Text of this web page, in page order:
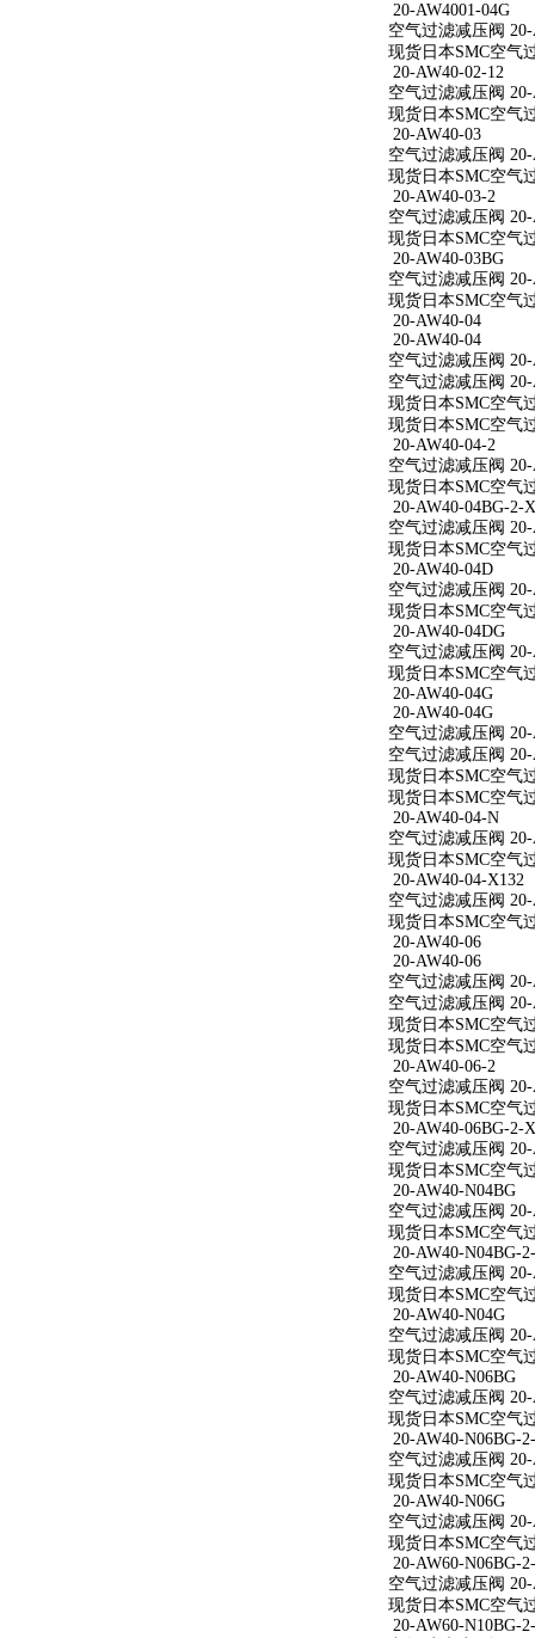
20-AW4001-04G
空气过滤减压阀 20-
现货日本SMC空气
20-AW40-02-12
空气过滤减压阀 20-
现货日本SMC空气
20-AW40-03
空气过滤减压阀 20-
现货日本SMC空气
20-AW40-03-2
空气过滤减压阀
现货日本SMC空气
20-AW40-03BG
空气过滤减压阀 20-
现货日本SMC空气
20-AW40-04
20-AW40-04
空气过滤减压阀 20-
空气过滤减压阀 20-
现货日本SMC空气
现货日本SMC空气
20-AW40-04-2
空气过滤减压阀
现货日本SMC空气
20-AW40-04BG-2-
空气过滤减压阀
现货日本SMC空气
20-AW40-04D
空气过滤减压阀
现货日本SMC空气
20-AW40-04DG
空气过滤减压阀
现货日本SMC空气
20-AW40-04G
20-AW40-04G
空气过滤减压阀 20-
空气过滤减压阀 20-
现货日本SMC空气
现货日本SMC空气
20-AW40-04-N
空气过滤减压阀
现货日本SMC空气
20-AW40-04-X132
空气过滤减压阀
现货日本SMC空气
20-AW40-06
20-AW40-06
空气过滤减压阀 20-
空气过滤减压阀 20-
现货日本SMC空气
现货日本SMC空气
20-AW40-06-2
空气过滤减压阀
现货日本SMC空气
20-AW40-06BG-2-
空气过滤减压阀
现货日本SMC空气
20-AW40-N04BG
空气过滤减压阀
现货日本SMC空气
20-AW40-N04BG-
空气过滤减压阀
现货日本SMC空气
20-AW40-N04G
空气过滤减压阀
现货日本SMC空气
20-AW40-N06BG
空气过滤减压阀
现货日本SMC空气
20-AW40-N06BG-
空气过滤减压阀
现货日本SMC空气
20-AW40-N06G
空气过滤减压阀
现货日本SMC空气
20-AW60-N06BG-
空气过滤减压阀
现货日本SMC空气
20-AW60-N10BG-